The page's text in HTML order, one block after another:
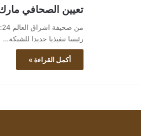
تعيين الصحافي
رئيسا تنفيذيا جديدا للشبكة…
أكمل القراءة »